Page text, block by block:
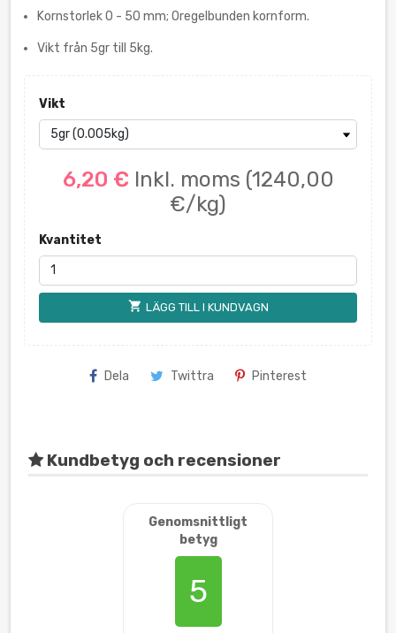
Kornstorlek 0 - 50 mm; Oregelbunden kornform.
Vikt från 5gr till 5kg.
Vikt
6,20 € Inkl. moms (1240,00
€/kg)
Kvantitet
shopping_cart LÄGG TILL I KUNDVAGN
Dela Twittra Pinterest
Kundbetyg och recensioner
Genomsnittligt
betyg
5